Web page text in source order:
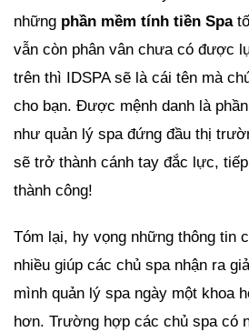
những phần mềm tính tiền Spa
vẫn còn phân vân chưa có được
trên thì IDSPA sẽ là cái tên mà
cho bạn. Được mệnh danh là
như quản lý spa đứng đầu thị
sẽ trở thành cánh tay đắc lực,
thành công!
Tóm lại, hy vọng những thông tin
nhiều giúp các chủ spa nhận ra
mình quản lý spa ngày một khoa
hơn. Trường hợp các chủ spa có